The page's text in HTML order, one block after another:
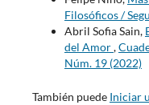
Filosóficos /
Abril Sofia Sain,
del Amor,
Núm. 19 (2022)
También puede Iniciar